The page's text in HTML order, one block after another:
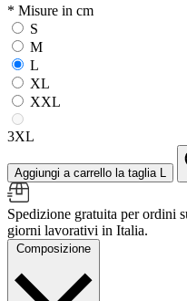
* Misure in cm
S
M
L
XL
XXL
3XL
Aggiungi a carrello la taglia L
Spedizione gratuita per ordini
giorni lavorativi in Italia.
Composizione